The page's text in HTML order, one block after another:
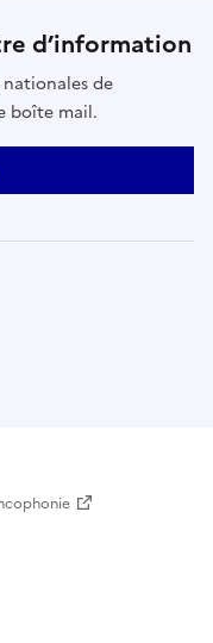
d’information
de
boîte mail.